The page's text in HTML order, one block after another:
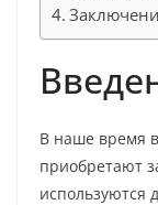
В наше время
приобретают
используются